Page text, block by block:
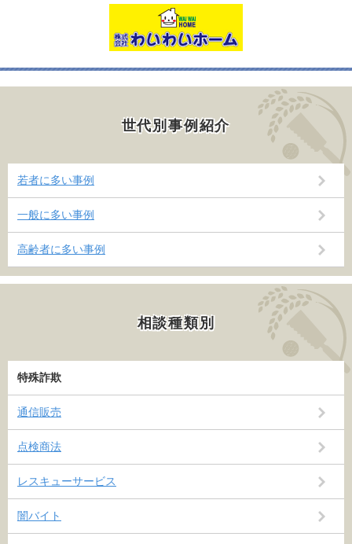
世代別事例紹介
若者に多い事例
一般に多い事例
高齢者に多い事例
相談種類別
特殊詐欺
通信販売
点検商法
レスキューサービス
闇バイト